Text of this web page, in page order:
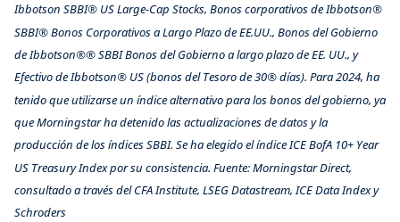
Ibbotson SBBI® US Large-Cap Stocks, Bonos corporativos de Ibbotson®
SBBI® Bonos Corporativos a Largo Plazo de EE.UU., Bonos del Gobierno
de Ibbotson®® SBBI Bonos del Gobierno a largo plazo de EE. UU., y
Efectivo de Ibbotson® US (bonos del Tesoro de 30® días). Para 2024, ha
tenido que utilizarse un índice alternativo para los bonos del gobierno, ya
que Morningstar ha detenido las actualizaciones de datos y la
producción de los índices SBBI. Se ha elegido el índice ICE BofA 10+ Year
US Treasury Index por su consistencia. Fuente: Morningstar Direct,
consultado a través del CFA Institute, LSEG Datastream, ICE Data Index y
Schroders